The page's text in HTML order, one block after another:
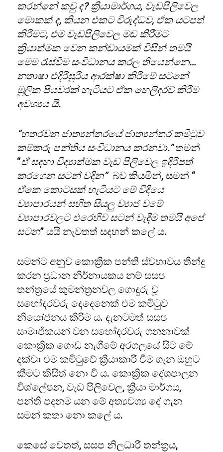
කරන්නේ කවු ද? ක්‍රියාමාර්ගය, වැඩපිලිවෙල
මොකක් ද, කියන එකට විරුද්ධව, ඒක යටපත්
කිරීමට, එම වැඩපිලිවෙල මඩ කිරීමට
ක්‍රියාත්මක වෙන කන්ඩායමක් විසින් තමයි
මෙම රැස්වීම සංවිධානය කරල තියෙන්නෙ…
නතාෂා එදිරිසූරිය ආරක්ෂා කිරීමේ සටනේ
මූලික පියවරක් හැටියට ඒක හෙලිදරව් කිරීම
අවශ්‍යය යි.
“හතරවන ජාත්‍යන්තරයේ ජාත්‍යන්තර කමිටුව
කම්කරු පන්තිය සංවිධානය කරනවා.”තමන්
“ඒ සදහා විද්‍යාත්මක වැඩ පිලිවෙල ඉදිරිපත්
කරගෙන සටන් වදින”බව කියමින්, සමන් “
ඒකෙ කොටසක් හැටියට මේ විදියෙ
ව්‍යාපාරයන් සහිත සියලු ව්‍යාජ වමේ
ව්‍යාපාරවලට එරෙහිව සටන් වැදීම තමයි අපේ
සටන” යයි නැවතත් සදහන් කලේ ය.
සමන්ට අනුව කොක්‍රික පන්ති ස්වභාවය තීන්දු
කරන ප්‍රධාන නිර්නායකය නම් සසප
තන්ත්‍රයේ කුමන්ත්‍රනවල ගොදුරු වූ
සහෝදරවරු දෙදෙනෙක් එම කමිටුව
නියෝජනය කිරිම ය. දැනටමත් සසප
සාමාජිකයන් වන සහෝදරවරු ගනනාවක්
කොක්‍රික ගොඩ නැගීමේ අරගලයේ සිට මේ
දක්වා එම කමිටුවේ ක්‍රියාකාරී වීම ගැන ඔහුට
කීමට කිසිත් නො වී ය. කොක්‍රික දේශපාලන
විශ්ලේෂන, වැඩ පිලිවෙල, ක්‍රියා මාර්ගය,
පන්ති පදනම යන මේ අත්‍යවශ්‍ය දේ ගැන
සමන් කතා නො කලේ ය.
කෙසේ වෙතත්, සසප නිලධාරී තන්ත්‍රය,